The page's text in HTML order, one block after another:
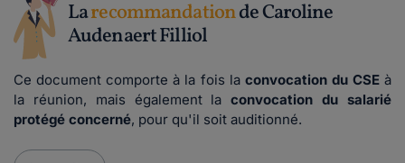
Larecommandationde Caroline
Audenaert Filliol
Ce document comporte à la fois la convocation du CSEà
la réunion, mais également laconvocation du salarié
protégé concerné, pour qu'il soit auditionné.